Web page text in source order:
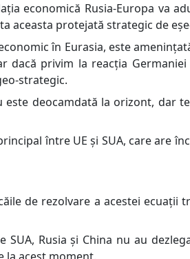
economică Rusia-Europa va
aceasta protejată strategic de
în Eurasia, este
dacă privim la reacția
strategic.
este deocamdată la orizont,
între UE și SUA, care are
de rezolvare a acestei
Rusia și China nu au